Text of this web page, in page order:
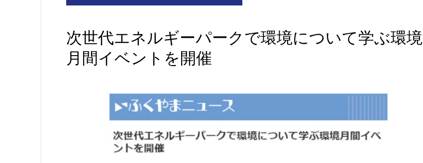
次世代エネルギーパークで環境について学ぶ環境
月間イベントを開催